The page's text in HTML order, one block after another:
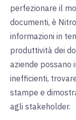
perfezionare il
documenti, è
informazioni in
produttività dei
aziende possano
inefficienti,
stampe e
agli stakeholder.